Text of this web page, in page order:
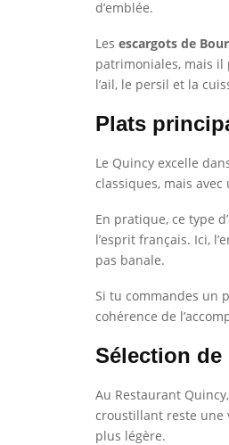
d’emblée.
Les escargots de
patrimoniales, mais il
l’ail, le persil et la
Plats
Le Quincy excelle
classiques, mais
En pratique, ce type
l’esprit français. Ici,
pas banale.
Si tu commandes un
cohérence de
Sélection de
Au Restaurant
croustillant reste une
plus légère.